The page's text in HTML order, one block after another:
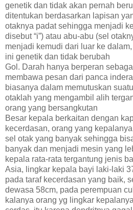
genetik dan tidak akan pernah
ditentukan berdasarkan lapisan
otaknya padat sehingga menjadi
disebut “i”) atau abu-abu (sel
menjadi kemudi dari luar ke dalam,
ini genetik dan tidak berubah
Gol. Darah hanya berperan
membawa pesan dari panca
biasanya dalam memutuskan
otaklah yang mengambil alih
orang yang bersangkutan
Besar kepala berkaitan dengan
kecerdasan, orang yang
sel otak yang banyak sehingga
banyak dan menjadi mesin yang
kepala rata-rata tergantung jenis
Asia, lingkar kepala bayi laki-laki
pada taraf kecerdasan yang baik,
dewasa 58cm, pada perempuan
kalanya orang yg lingkar